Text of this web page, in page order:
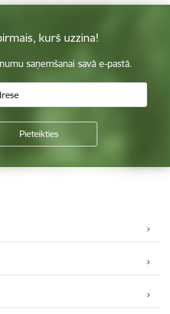
kurš uzzina!
saņemšanai savā e-pastā.